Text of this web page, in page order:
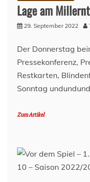
Herbst
22/23
Lage am
29. September 2022
Der Donnerstag
Pressekonferenz,
Restkarten,
Sonntag
Zum Artikel